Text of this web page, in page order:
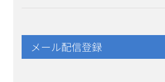
メール配信登録